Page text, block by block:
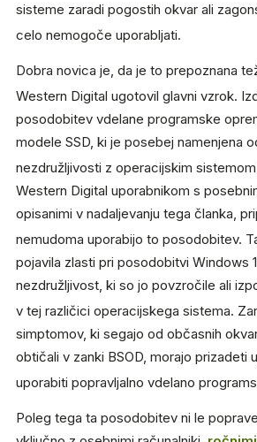
sisteme zaradi pogostih okvar ali
celo nemogoče uporabljati.
Dobra novica je, da je to prepoznana
Western Digital ugotovil glavni vzrok.
posodobitev vdelane programske
modele SSD, ki je posebej namenjena
nezdružljivosti z operacijskim sistemom
Western Digital uporabnikom s
opisanimi v nadaljevanju tega članka,
nemudoma uporabijo to posodobitev.
pojavila zlasti pri posodobitvi Windows
nezdružljivost, ki so jo povzročile ali
v tej različici operacijskega sistema.
simptomov, ki segajo od občasnih
obtičali v zanki BSOD, morajo prizadeti
uporabiti popravljalno vdelano
Poleg tega ta posodobitev ni le